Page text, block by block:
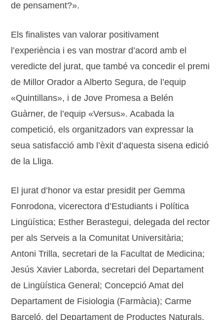
de pensament?».
Els finalistes van valorar positivament
l’experiència i es van mostrar d’acord amb el
veredicte del jurat, que també va concedir el premi
de Millor Orador a Alberto Segura, de l’equip
«Quintillans», i de Jove Promesa a Belén
Guàrner, de l’equip «Versus». Acabada la
competició, els organitzadors van expressar la
seua satisfacció amb l’èxit d’aquesta sisena edició
de la Lliga.
El jurat d’honor va estar presidit per Gemma
Fonrodona, vicerectora d’Estudiants i Política
Lingüística; Esther Berastegui, delegada del rector
per als Serveis a la Comunitat Universitària;
Antoni Trilla, secretari de la Facultat de Medicina;
Jesús Xavier Laborda, secretari del Departament
de Lingüística General; Concepció Amat del
Departament de Fisiologia (Farmàcia); Carme
Barceló, del Departament de Productes Naturals,